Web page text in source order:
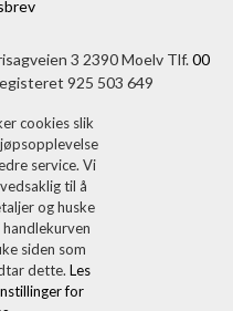
3 2390 Moelv Tlf.00
925 503 649
cookies slik
service. Vi
til å
og huske
siden som
dette. Les
for